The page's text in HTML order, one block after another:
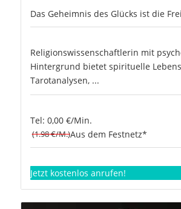
Das Geheimnis des Glücks ist die
Religionswissenschaftlerin mit
Hintergrund bietet spirituelle
Tarotanalysen, ...
Tel: 0,00 €/Min.
(1.98 €/M.)Aus dem Festnetz*
Jetzt kostenlos anrufen!